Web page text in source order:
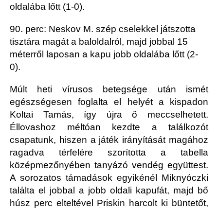
oldalába lőtt (1-0).
90. perc: Neskov M. szép cselekkel játszotta
tisztára magát a baloldalról, majd jobbal 15
méterről laposan a kapu jobb oldalába lőtt (2-
0).
Múlt heti vírusos betegsége után ismét
egészségesen foglalta el helyét a kispadon
Koltai Tamás, így újra ő meccselhetett.
Éllovashoz méltóan kezdte a találkozót
csapatunk, hiszen a játék irányítását magához
ragadva térfelére szorította a tabella
középmezőnyében tanyázó vendég együttest.
A sorozatos támadások egyikénél Miknyóczki
találta el jobbal a jobb oldali kapufát, majd bő
húsz perc elteltével Priskin harcolt ki büntetőt,